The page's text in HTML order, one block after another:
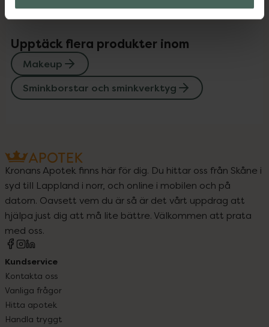
Upptäck flera produkter inom
Makeup
Sminkborstar och sminkverktyg
Kronans Apotek finns här för dig. Du hittar oss från Skåne i
syd till Lappland i norr, och online i mobilen och på
datorn. Oavsett vem du är så är det vårt uppdrag att
hjälpa just dig att må lite bättre. Välkommen att prata
med oss.
Kundservice
Kontakta oss
Vanliga frågor
Hitta apotek
Handla tryggt